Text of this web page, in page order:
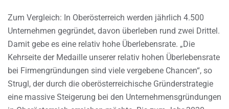
Zum Vergleich: In Oberösterreich werden jährlich 4.500
Unternehmen gegründet, davon überleben rund zwei Drittel.
Damit gebe es eine relativ hohe Überlebensrate. „Die
Kehrseite der Medaille unserer relativ hohen Überlebensrate
bei Firmengründungen sind viele vergebene Chancen“, so
Strugl, der durch die oberösterreichische Gründerstrategie
eine massive Steigerung bei den Unternehmensgründungen